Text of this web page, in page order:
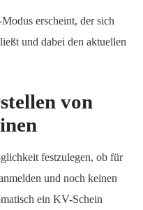
erscheint, der sich
und dabei den aktuellen
von
festzulegen, ob für
und noch keinen
ein KV-Schein